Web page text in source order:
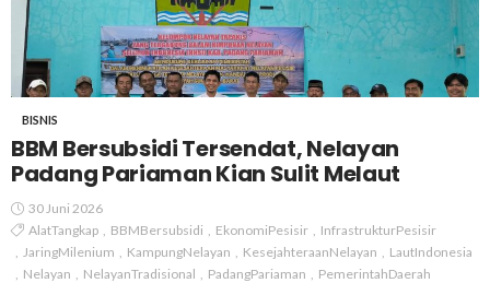
BISNIS
BBM Bersubsidi Tersendat, Nelayan
Padang Pariaman Kian Sulit Melaut
30 Juni 2026
AlatTangkap
BBMBersubsidi EkonomiPesisir
InfrastrukturPesisir
JaringMilenium
KampungNelayan KesejahteraanNelayan
LautIndonesia
Nelayan
NelayanTradisional PadangPariaman
PemerintahDaerah